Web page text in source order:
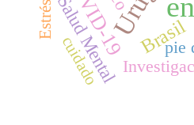
Brasil
Salud Mental pie
cuidado